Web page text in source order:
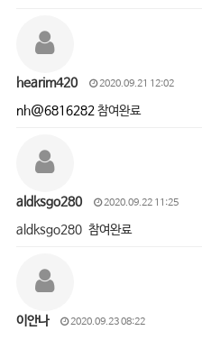
hearim420 2020.09.21 12:02
nh@6816282참여완료
aldksgo280 2020.09.22 11:25
aldksgo280 참여완료
이안나 2020.09.23 08:22